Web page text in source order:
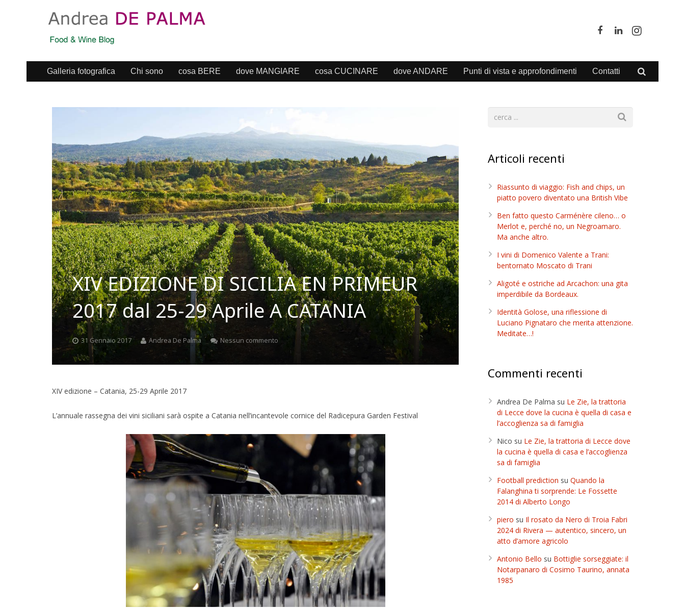
Galleria fotografica Chi sono cosa BERE dove MANGIARE cosa CUCINARE dove ANDARE Punti di vista e approfondimenti Contatti
XIV EDIZIONE DI SICILIA EN PRIMEUR
2017 dal 25-29 Aprile A CATANIA
31 Gennaio 2017 Andrea De Palma Nessun commento
XIV edizione – Catania, 25-29 Aprile 2017
L’annuale rassegna dei vini siciliani sarà ospite a Catania nell’incantevole cornice del Radicepura Garden Festival
Articoli recenti
Riassunto di viaggio: Fish and chips, un
piatto povero diventato una British Vibe
Ben fatto questo Carménère cileno… o
Merlot e, perché no, un Negroamaro.
Ma anche altro.
I vini di Domenico Valente a Trani:
bentornato Moscato di Trani
Aligoté e ostriche ad Arcachon: una gita
imperdibile da Bordeaux.
Identità Golose, una riflessione di
Luciano Pignataro che merita attenzione.
Meditate…!
Commenti recenti
Andrea De Palma su Le Zie, la trattoria
di Lecce dove la cucina è quella di casa e
l’accoglienza sa di famiglia
Nico su Le Zie, la trattoria di Lecce dove
la cucina è quella di casa e l’accoglienza
sa di famiglia
Football prediction su Quando la
Falanghina ti sorprende: Le Fossette
2014 di Alberto Longo
piero su Il rosato da Nero di Troia Fabri
2024 di Rivera — autentico, sincero, un
atto d’amore agricolo
Antonio Bello su Bottiglie sorseggiate: il
Notarpanaro di Cosimo Taurino, annata
1985